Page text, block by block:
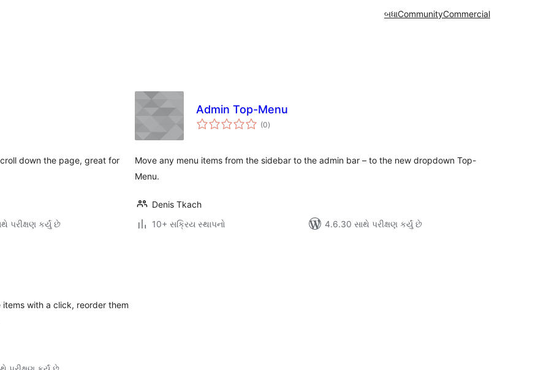
બધાCommunityCommercial
down the page, great for
પરીક્ષણ કર્યું છે
Admin Top-Menu
(0કુલ
રેટિંગ્સ
)
Move any menu items from the sidebar to the admin bar – to the new dropdown Top-
Menu.
Denis Tkach
10+ સક્રિય સ્થાપનો
4.6.30 સાથે પરીક્ષણ કર્યું છે
with a click, reorder them